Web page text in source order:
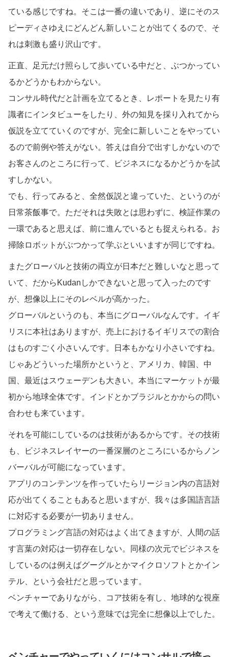
ている感じですね。そこは一番の違いであり、逆にそのス
ピーディさゆえにどんどん新しいことが出てくるので、そ
れは刺激も盛り沢山です。
正直、足元だけ照らして歩いている中だと、ぶつかってい
るかどうかもわからない。
コンサル時代だと計画を立てるとき、レポートを見たり有
識者にインタビューをしたり、外の知見を採り入れてから
仮説を立てていくのですが、完全に新しいことをやってい
るので前例や答えがない。答えは自分で出すしかないので
お客さんのところに行って、ビジネスになるかどうかを試
すしかない。
でも、行ってみると、全然仮説と違っていた、というのが
日常茶飯事で。ただそれは失敗とは思わずに、検証作業の
一環であると思えば、前に進んでいるとも捉えられる。お
掃除ロボットがぶつかって学ぶといいますが同じですね。
またグローバルと技術の両立が日本だと難しいなと思って
いて、だからKudanしかできないと思って入ったのです
が、想像以上にそのレベルが高かった。
グローバルというのも、本当にグローバルなんです。イギ
リスに本社はありますが、売上におけるイギリスでの割合
はものすごく小さいんです。日本もかなり小さいですね。
じゃあどういった場所かというと、アメリカ、韓国、中
国、最近はスウェーデンも大きい。本当にマーケットが最
初から地球全体です。インドとかブラジルとかからの問い
合わせも来ています。
それを可能にしているのは技術があるからです。その技術
も、ビジネスレイヤーの一番深層のところにいるからノン
バーバルが可能になっています。
アプリのコンテンツを作っていたらリージョン内の言語対
応が出てくることもあると思いますが、我々は多国語言語
に対応する必要が一切ありません。
プログラミング言語の対応はよく出てきますが、人間の話
す言葉の対応は一切存在しない。同様の次元でビジネスを
しているのは例えばグーグルとかマイクロソフトとかイン
テル、という会社だと思っています。
ベンチャーでありながら、コア技術を有し、地球的な視座
で考えて働ける、という意味では完全に想像以上でした。